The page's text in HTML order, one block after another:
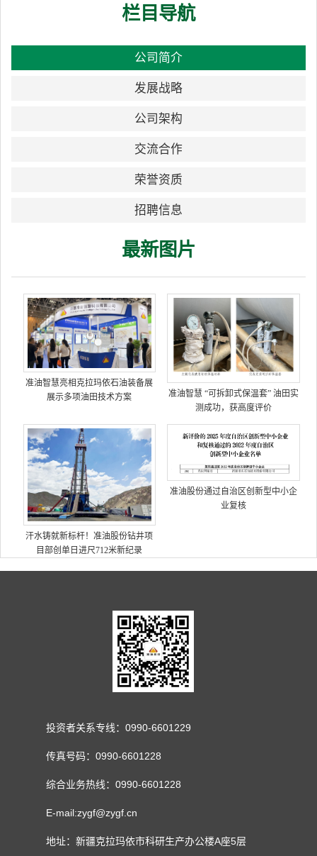
栏目导航
公司简介
发展战略
公司架构
交流合作
荣誉资质
招聘信息
最新图片
准油智慧亮相克拉玛依石油装备展
展示多项油田技术方案
准油智慧 “可拆卸式保温套” 油田实
测成功，获高度评价
汗水铸就新标杆！准油股份钻井项
目部创单日进尺712米新纪录
准油股份通过自治区创新型中小企
业复核
投资者关系专线：0990-6601229
传真号码：0990-6601228
综合业务热线：0990-6601228
E-mail:zygf@zygf.cn
地址：新疆克拉玛依市科研生产办公楼A座5层